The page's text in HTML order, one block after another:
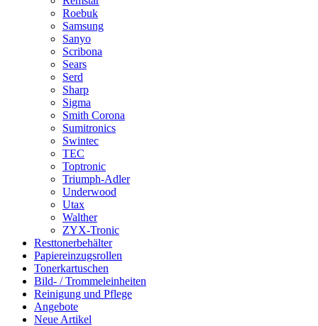
Roebuk
Samsung
Sanyo
Scribona
Sears
Serd
Sharp
Sigma
Smith Corona
Sumitronics
Swintec
TEC
Toptronic
Triumph-Adler
Underwood
Utax
Walther
ZYX-Tronic
Resttonerbehälter
Papiereinzugsrollen
Tonerkartuschen
Bild- / Trommeleinheiten
Reinigung und Pflege
Angebote
Neue Artikel